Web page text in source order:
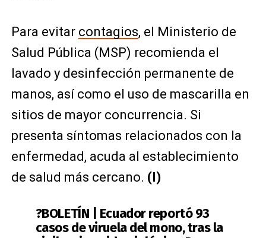
Para evitar contagios, el Ministerio de
Salud Pública (MSP) recomienda el
lavado y desinfección permanente de
manos, así como el uso de mascarilla en
sitios de mayor concurrencia. Si
presenta síntomas relacionados con la
enfermedad, acuda al establecimiento
de salud más cercano. (I)
?BOLETÍN | Ecuador reportó 93
casos de viruela del mono, tras la